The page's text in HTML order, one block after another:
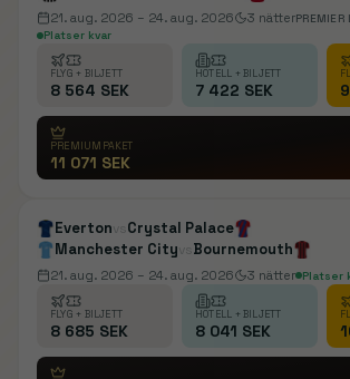
21. aug. 2026 – 24. aug. 2026 3 nätterPREMIER
Platser kvar
FLYG + BILJETT
8 564 SEK
HOTELL + BILJETT
7 422 SEK
PREMIUMPAKET
11 071 SEK
Everton vs Crystal Palace
Manchester City vs Bournemouth
21. aug. 2026 – 24. aug. 2026 3 nätter Platser
FLYG + BILJETT
8 685 SEK
HOTELL + BILJETT
8 041 SEK